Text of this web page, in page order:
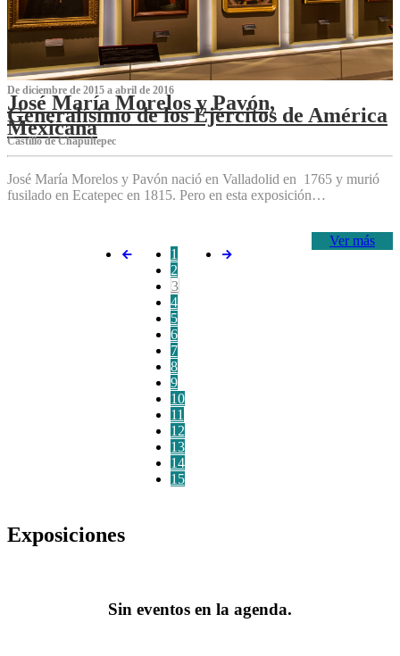
De diciembre de 2015 a abril de 2016
José María Morelos y Pavón,
Generalísimo de los Ejércitos de América
Mexicana
C‌astillo de Chapultepec
José María Morelos y Pavón nació en Valladolid en 1765 y murió
fusilado en Ecatepec en 1815. Pero en esta exposición…
Ver más
1
2
3
4
5
6
7
8
9
10
11
12
13
14
15
Exposiciones
Sin eventos en la agenda.